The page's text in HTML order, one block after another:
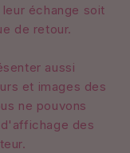
échange soit
de retour.
aussi
et images des
ne pouvons
des